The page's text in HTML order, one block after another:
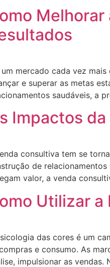
Melhorar
um mercado cada vez
e superar as metas
saudáveis, a
Impactos
consultiva tem se
de
valor, a venda
Utilizar a
das cores é um
e consumo. As
impulsionar as